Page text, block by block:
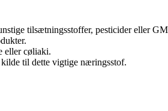
tilsætningsstoffer, pesticider eller
eller cøliaki.
til dette vigtige næringsstof.